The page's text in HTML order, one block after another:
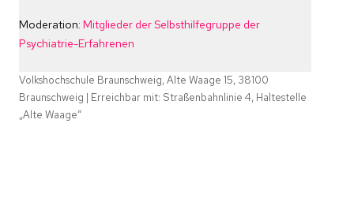
Moderation: Mitglieder der Selbsthilfegruppe der
Psychiatrie-Erfahrenen
Volkshochschule Braunschweig, Alte Waage 15, 38100
Braunschweig | Erreichbar mit: Straßenbahnlinie 4, Haltestelle
„Alte Waage“